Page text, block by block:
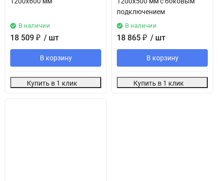
В наличии
18 509 ₽ / шт
В корзину
Купить в 1 клик
подключением
В наличии
18 865 ₽ / шт
В корзину
Купить в 1 клик